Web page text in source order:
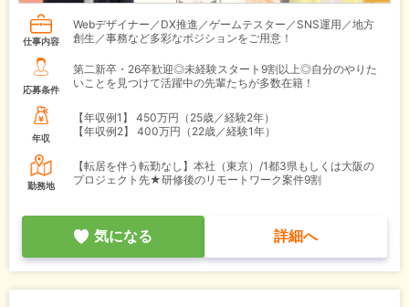
仕事内容
Webデザイナー／DX推進／ゲームテスター／SNS運用／地方
創生／事務など多彩なポジションをご用意！
応募条件
第二新卒・26卒歓迎◎未経験スタート9割以上◎自分のやりた
いことを見つけて活躍中の先輩たちが多数在籍！
年収
【年収例1】
450万円（25歳／経験2年）
【年収例2】
400万円（22歳／経験1年）
勤務地
【転居を伴う転勤なし】本社（東京）/1都3県もしくは大阪の
プロジェクト先★研修後のリモートワーク案件9割
気になる 詳細へ